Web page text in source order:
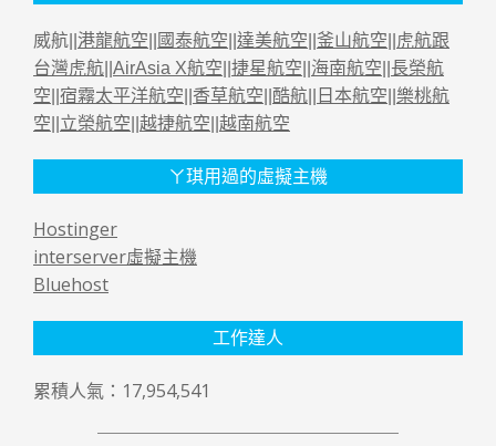
威航|| 港龍航空 國泰航空 達美航空 釜山航空
虎航跟
台灣虎航 AirAsia X航空 捷星航空 海南航空 長榮航
空 宿霧太平洋航空 香草航空 酷航 日本航空 樂桃航
空 立榮航空 越捷航空 越南航空
ㄚ琪用過的虛擬主機
Hostinger
interserver虛擬主機
Bluehost
工作達人
累積人氣：17,954,541